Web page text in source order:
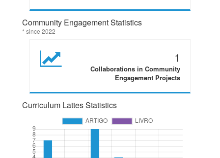
Community Engagement Statistics
* since 2022
1
Collaborations in Community
Engagement Projects
Curriculum Lattes Statistics